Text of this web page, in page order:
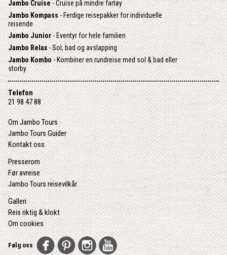
Jambo Cruise- Cruise på mindre fartøy
Jambo Kompass- Ferdige reisepakker for individuelle
reisende
Jambo Junior- Eventyr for hele familien
Jambo Relax- Sol, bad og avslapping
Jambo Kombo- Kombiner en rundreise med sol & bad eller
storby
Telefon
21 98 47 88
Om Jambo Tours
Jambo Tours Guider
Kontakt oss
Presserom
Før avreise
Jambo Tours reisevilkår
Galleri
Reis riktig & klokt
Om cookies
Følg oss